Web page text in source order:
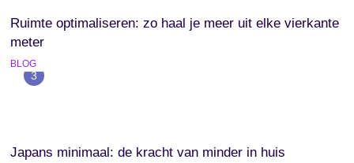
Ruimte optimaliseren: zo haal je meer uit elke vierkante
meter
BLOG
3
Japans minimaal: de kracht van minder in huis